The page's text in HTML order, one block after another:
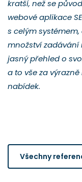
kratší, než se
webové aplikace
s celým
množství zadávání
jasný přehled o
a to vše za
nabídek.
Všechny